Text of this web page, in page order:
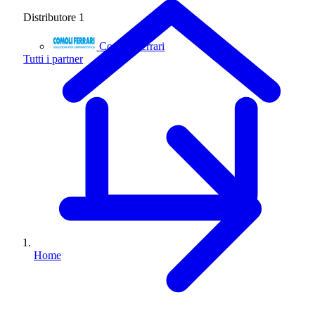
Distributore 1
Comoli Ferrari
Tutti i partner
Home